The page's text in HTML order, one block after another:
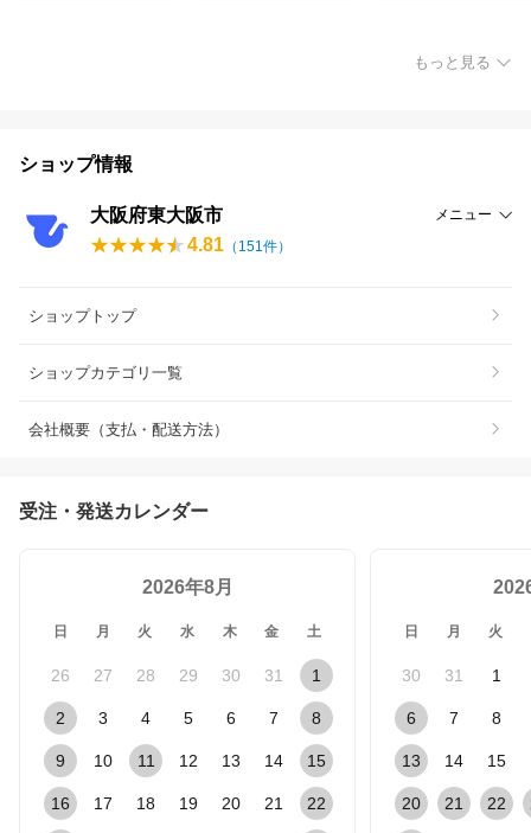
もっと見る
ショップ情報
大阪府東大阪市 メニュー
4.81 （ 151 件）
ショップトップ
ショップカテゴリ一覧
会社概要（支払・配送方法）
受注・発送カレンダー
2026年8月
日 月 火 水 木 金 土
26 27 28 29 30 31 1
2 3 4 5 6 7 8
9 10 11 12 13 14 15
16 17 18 19 20 21 22
日 月 火
30 31 1
6 7 8
13 14 15
20 21 22